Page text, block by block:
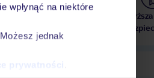
wpłynąć na niektóre
jednak
prywatności
000 hoteli w ponad 50